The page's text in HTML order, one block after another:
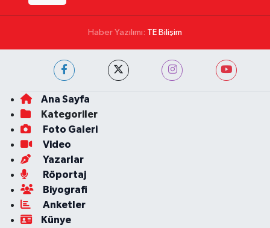
Haber Yazılımı: TE Bilişim
Ana Sayfa
Kategoriler
Foto Galeri
Video
Yazarlar
Röportaj
Biyografi
Anketler
Künye